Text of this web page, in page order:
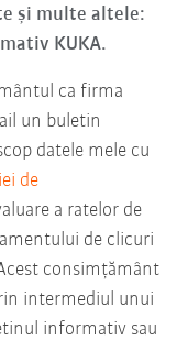
și multe altele:
KUKA.
ca firma
un buletin
datele mele cu
de
a ratelor de
de clicuri
consimțământ
intermediul unui
informativ sau